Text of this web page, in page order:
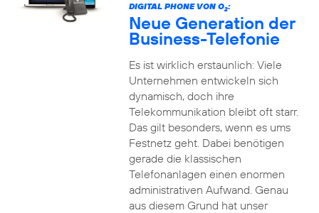
DIGITAL PHONE VON O2:
Neue Generation der
Business-Telefonie
Es ist wirklich erstaunlich: Viele
Unternehmen entwickeln sich
dynamisch, doch ihre
Telekommunikation bleibt oft starr.
Das gilt besonders, wenn es ums
Festnetz geht. Dabei benötigen
gerade die klassischen
Telefonanlagen einen enormen
administrativen Aufwand. Genau
aus diesem Grund hat unser